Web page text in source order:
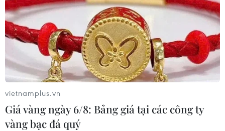
vietnamplus.vn
Giá vàng ngày 6/8: Bảng giá tại các công ty
vàng bạc đá quý